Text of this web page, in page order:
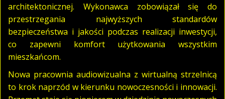
architektonicznej. Wykonawca zobowiązał się do
przestrzegania najwyższych standardów
bezpieczeństwa i jakości podczas realizacji inwestycji,
co zapewni komfort użytkowania wszystkim
mieszkańcom.
Nowa pracownia audiowizualna z wirtualną strzelnicą
to krok naprzód w kierunku nowoczesności i innowacji.